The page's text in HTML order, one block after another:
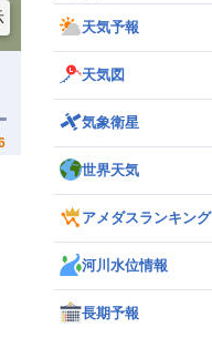
天気予報
天気図
気象衛星
世界天気
アメダスランキング
河川水位情報
長期予報